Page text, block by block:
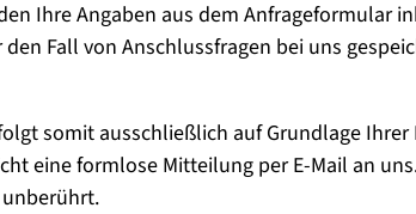
Ihre Angaben aus dem Anfrageformular
Fall von Anschlussfragen bei uns
somit ausschließlich auf Grundlage Ihrer
eine formlose Mitteilung per E-Mail an